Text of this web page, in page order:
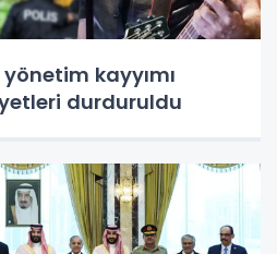
kayyımı
durduruldu